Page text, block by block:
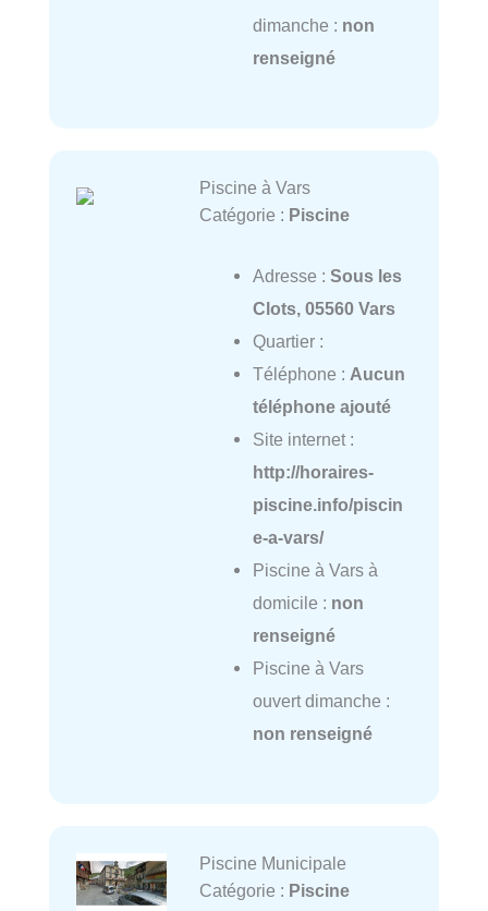
dimanche : non
renseigné
Piscine à Vars
Catégorie : Piscine
Adresse : Sous les
Clots, 05560 Vars
Quartier :
Téléphone : Aucun
téléphone ajouté
Site internet :
http://horaires-
piscine.info/piscin
e-a-vars/
Piscine à Vars à
domicile : non
renseigné
Piscine à Vars
ouvert dimanche :
non renseigné
Piscine Municipale
Catégorie : Piscine